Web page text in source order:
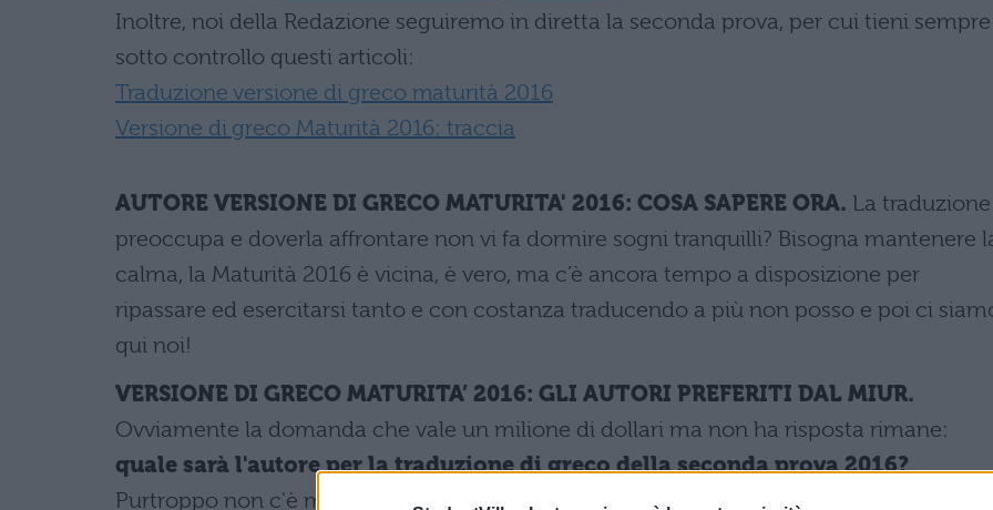
Inoltre, noi della Redazione seguiremo in diretta la seconda prova, per cui tieni sempre
sotto controllo questi articoli:
Traduzione versione di greco maturità 2016
Versione di greco Maturità 2016: traccia
AUTORE VERSIONE DI GRECO MATURITA' 2016: COSA SAPERE ORA. La
preoccupa e doverla affrontare non vi fa dormire sogni tranquilli? Bisogna mantenere
calma, la Maturità 2016 è vicina, è vero, ma c’è ancora tempo a disposizione per
ripassare ed esercitarsi tanto e con costanza traducendo a più non posso e poi ci
qui noi!
VERSIONE DI GRECO MATURITA’ 2016: GLI AUTORI PREFERITI DAL MIUR.
Ovviamente la domanda che vale un milione di dollari ma non ha risposta rimane:
quale sarà l'autore per la traduzione di greco della seconda prova 2016?
Purtroppo non c'è modo di rispondere nè di entrare nella mente del Ministero, perciò